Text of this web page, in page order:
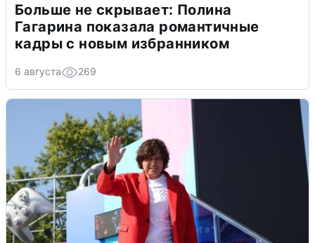
Больше не скрывает: Полина
Гагарина показала романтичные
кадры с новым избранником
6 августа 269